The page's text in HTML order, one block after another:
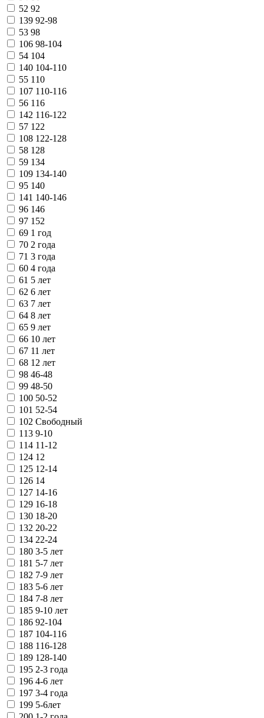
52 92
139 92-98
53 98
106 98-104
54 104
140 104-110
55 110
107 110-116
56 116
142 116-122
57 122
108 122-128
58 128
59 134
109 134-140
95 140
141 140-146
96 146
97 152
69 1 год
70 2 года
71 3 года
60 4 года
61 5 лет
62 6 лет
63 7 лет
64 8 лет
65 9 лет
66 10 лет
67 11 лет
68 12 лет
98 46-48
99 48-50
100 50-52
101 52-54
102 Свободный
113 9-10
114 11-12
124 12
125 12-14
126 14
127 14-16
129 16-18
130 18-20
132 20-22
134 22-24
180 3-5 лет
181 5-7 лет
182 7-9 лет
183 5-6 лет
184 7-8 лет
185 9-10 лет
186 92-104
187 104-116
188 116-128
189 128-140
195 2-3 года
196 4-6 лет
197 3-4 года
199 5-6лет